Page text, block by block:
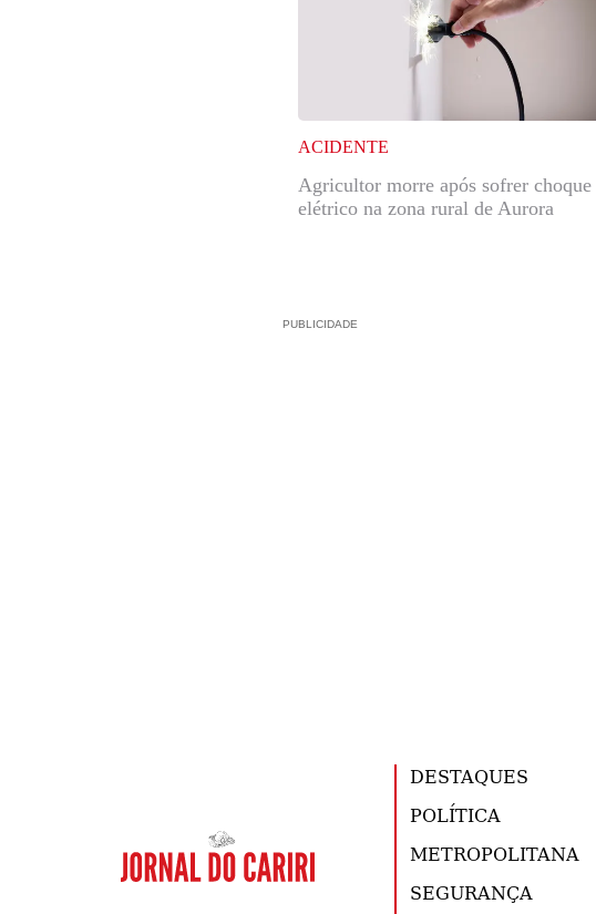
ACIDENTE
Agricultor morre após sofrer choque
elétrico na zona rural de Aurora
PUBLICIDADE
DESTAQUES
POLÍTICA
METROPOLITANA
SEGURANÇA